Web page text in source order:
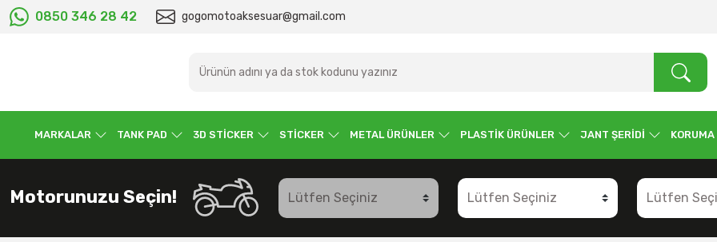
0850 346 28 42 gogomotoaksesuar@gmail.com
MARKALAR TANK PAD 3D STİCKER STİCKER METAL ÜRÜNLER PLASTİK ÜRÜNLER JANT ŞERİDİ
Motorunuzu Seçin!